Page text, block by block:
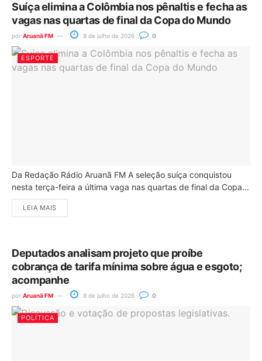
Suíça elimina a Colômbia nos pênaltis e fecha as
vagas nas quartas de final da Copa do Mundo
por Aruanã FM 8 de julho de 2026 0
ESPORTE
Da Redação Rádio Aruanã FM A seleção suíça conquistou
nesta terça-feira a última vaga nas quartas de final da Copa...
LEIA MAIS
Deputados analisam projeto que proíbe
cobrança de tarifa mínima sobre água e esgoto;
acompanhe
por Aruanã FM 8 de julho de 2026 0
POLÍTICA